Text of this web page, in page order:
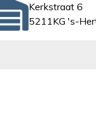
Kerkstraat 6
5211KG 's-